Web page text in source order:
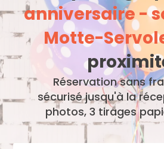
anniversaire -
Motte-
Réservation sans
sécurisé jusqu'à la
photos, 3 tirages